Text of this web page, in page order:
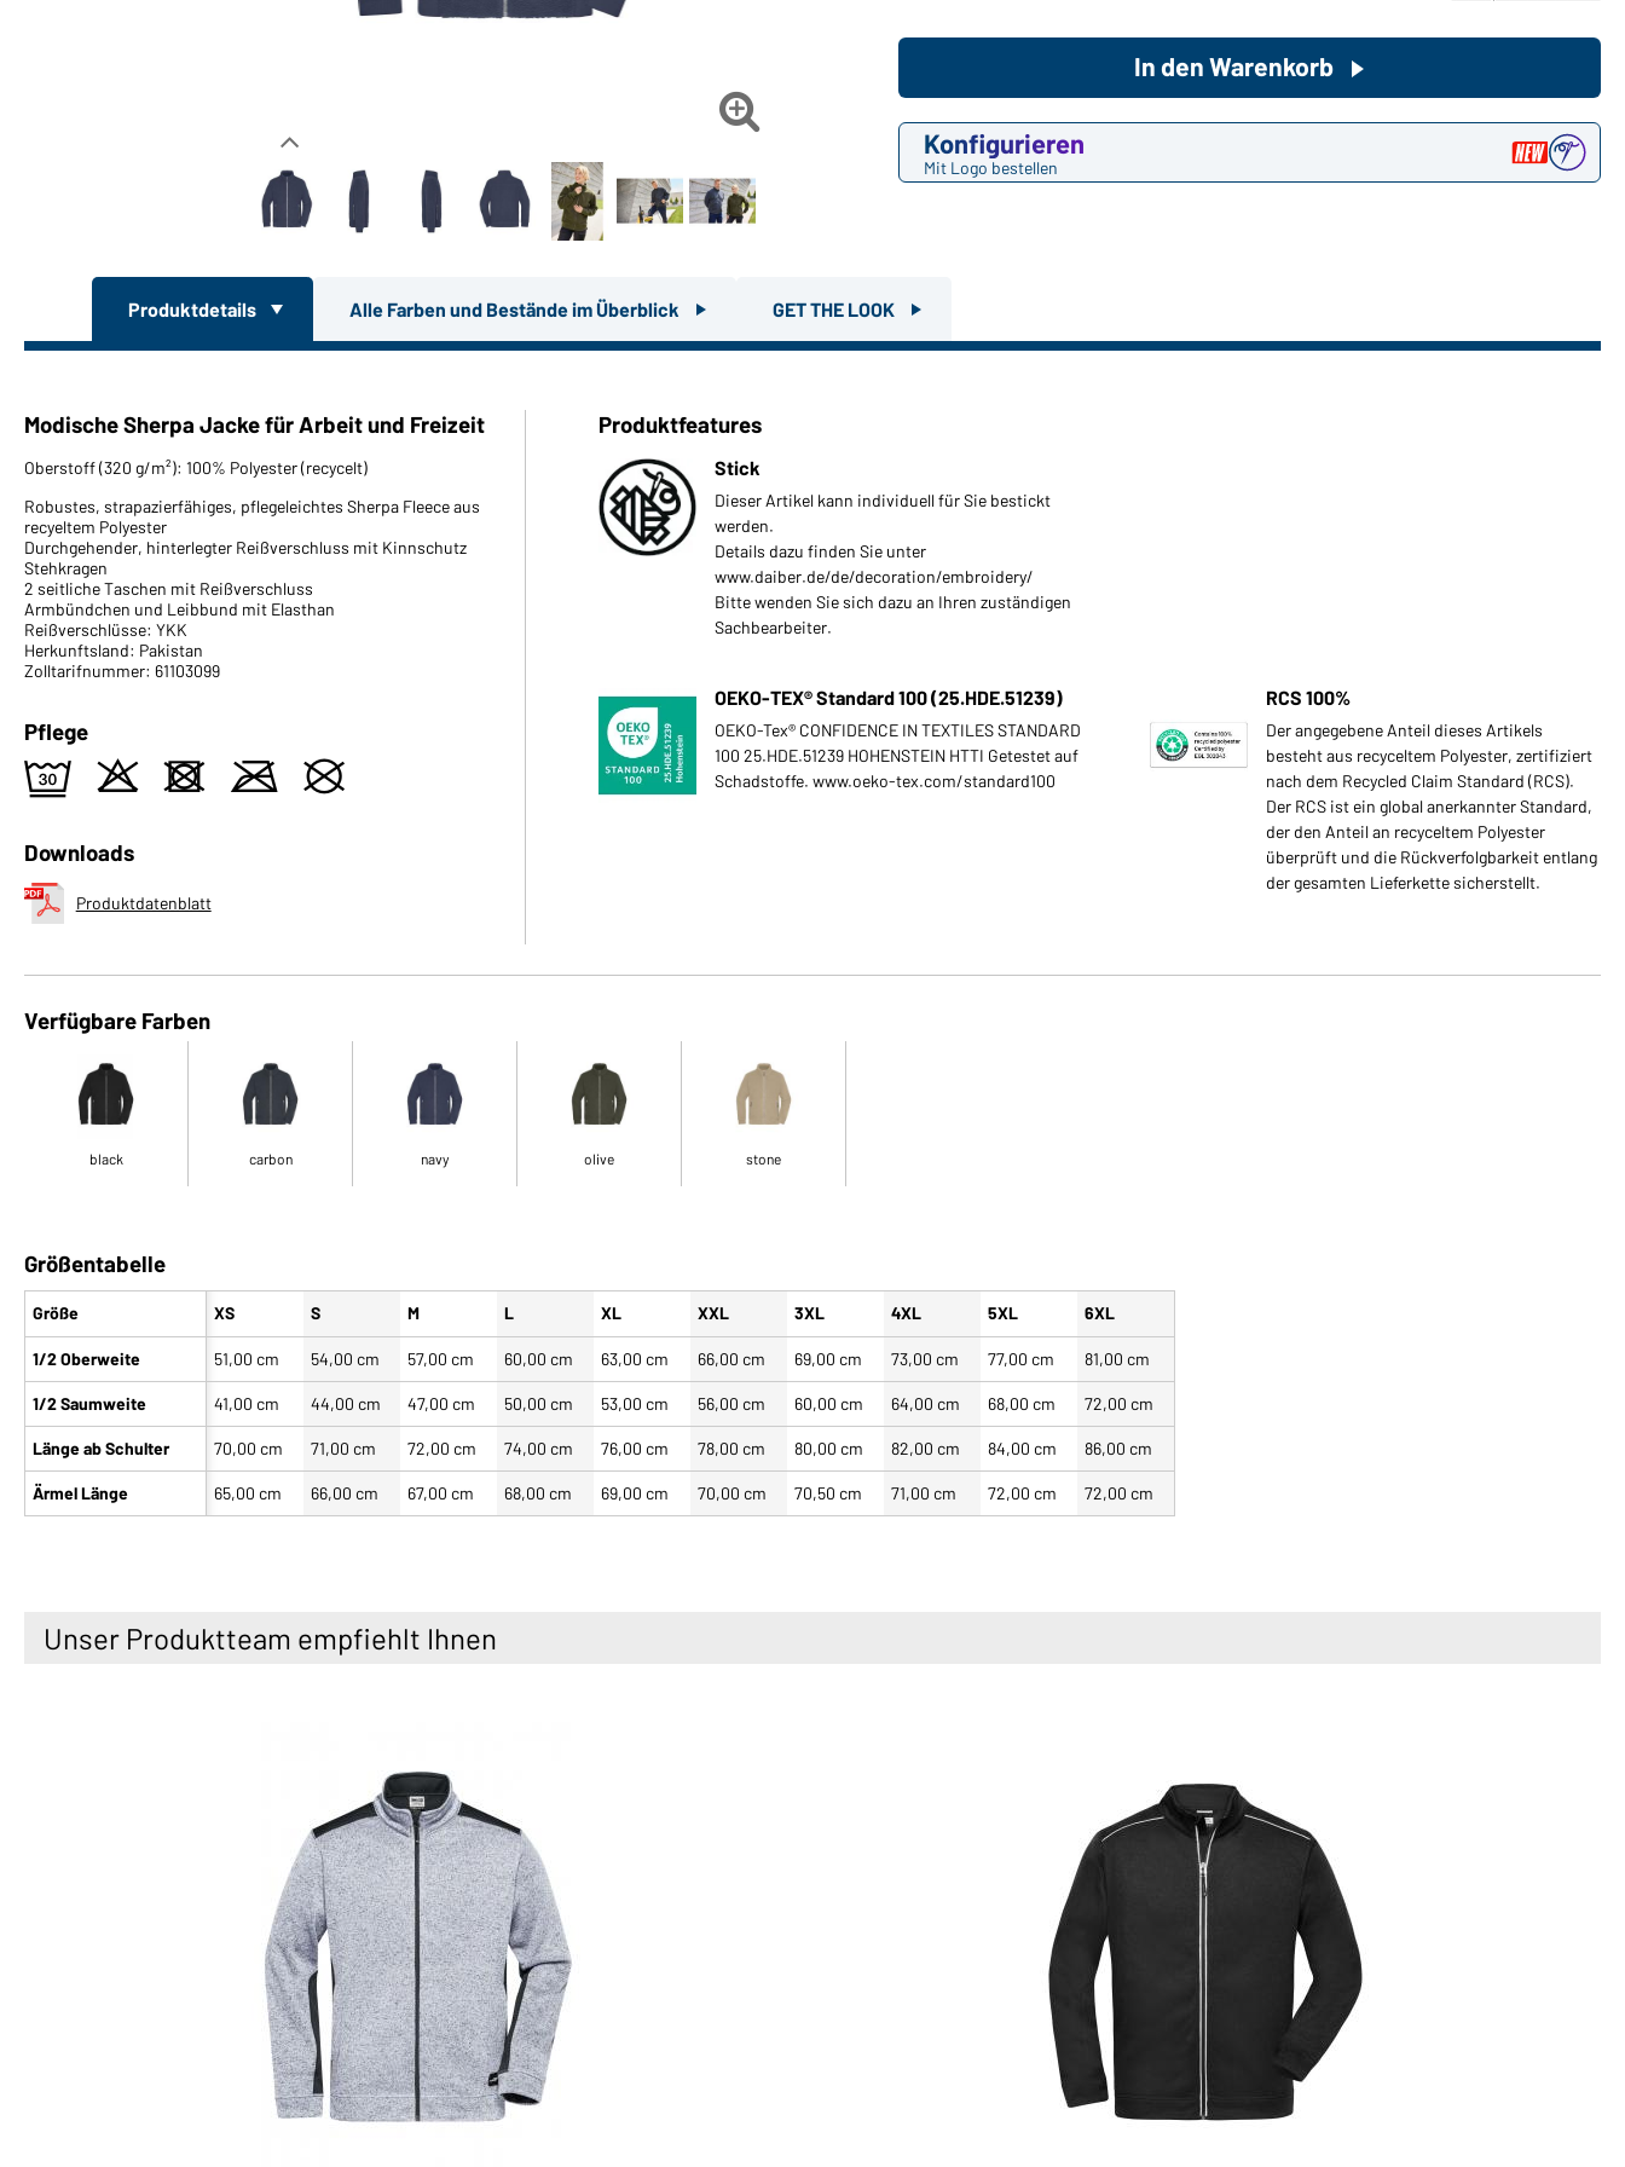
Sie möchten gerne für Ihren
Hier geht's zu unserem

Konfigurieren
Mit Logo bestellen
In den Warenkorb
Produktdetails Alle Farben und Bestände im Überblick GET THE LOOK
Modische Sherpa Jacke für Arbeit und Freizeit
Oberstoff (320 g/m²): 100% Polyester (recycelt)
Robustes, strapazierfähiges, pflegeleichtes Sherpa Fleece aus
recyeltem Polyester
Durchgehender, hinterlegter Reißverschluss mit Kinnschutz
Stehkragen
2 seitliche Taschen mit Reißverschluss
Armbündchen und Leibbund mit Elasthan
Reißverschlüsse: YKK
Herkunftsland: Pakistan
Zolltarifnummer: 61103099
Pflege
e o d m U
Downloads
Produktdatenblatt
Produktfeatures
Stick
Dieser Artikel kann individuell für Sie bestickt
werden.
Details dazu finden Sie unter
www.daiber.de/de/decoration/embroidery/
Bitte wenden Sie sich dazu an Ihren zuständigen
Sachbearbeiter.
OEKO-TEX® Standard 100 (25.HDE.51239)
OEKO-Tex® CONFIDENCE IN TEXTILES STANDARD
100 25.HDE.51239 HOHENSTEIN HTTI Getestet auf
Schadstoffe. www.oeko-tex.com/standard100
RCS 100%
Der angegebene Anteil dieses Artikels
besteht aus recyceltem Polyester, zertifiziert
nach dem Recycled Claim Standard (RCS).
Der RCS ist ein global anerkannter Standard,
der den Anteil an recyceltem Polyester
überprüft und die Rückverfolgbarkeit entlang
der gesamten Lieferkette sicherstellt.
Verfügbare Farben
black carbon navy olive stone
Größentabelle
Größe
1/2 Oberweite
1/2 Saumweite
Länge ab Schulter
Ärmel Länge
XS S M L XL XXL 3XL 4XL 5XL 6XL
51,00 cm 54,00 cm 57,00 cm 60,00 cm 63,00 cm 66,00 cm 69,00 cm 73,00 cm 77,00 cm 81,00 cm
41,00 cm 44,00 cm 47,00 cm 50,00 cm 53,00 cm 56,00 cm 60,00 cm 64,00 cm 68,00 cm 72,00 cm
70,00 cm 71,00 cm 72,00 cm 74,00 cm 76,00 cm 78,00 cm 80,00 cm 82,00 cm 84,00 cm 86,00 cm
65,00 cm 66,00 cm 67,00 cm 68,00 cm 69,00 cm 70,00 cm 70,50 cm 71,00 cm 72,00 cm 72,00 cm
Unser Produktteam empfiehlt Ihnen